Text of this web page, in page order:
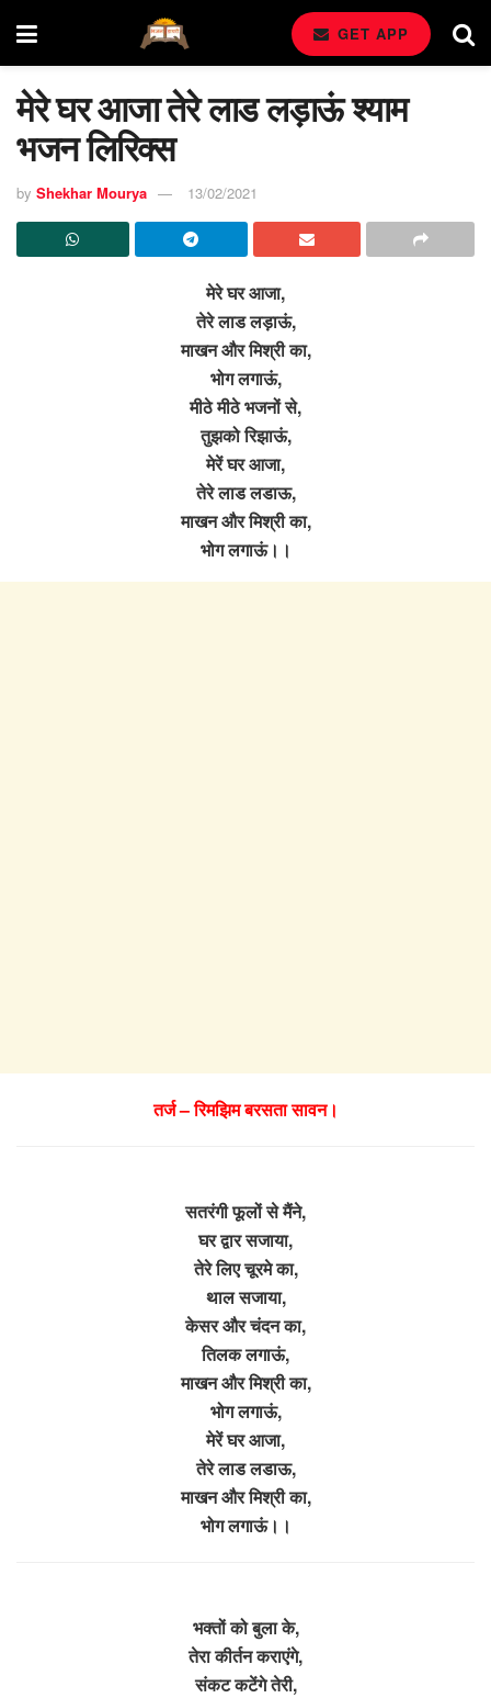
GET APP
मेरे घर आजा तेरे लाड लड़ाऊं श्याम
भजन लिरिक्स
by Shekhar Mourya 13/02/2021
मेरे घर आजा,
तेरे लाड लड़ाऊं,
माखन और मिश्री का,
भोग लगाऊं,
मीठे मीठे भजनों से,
तुझको रिझाऊं,
मेरें घर आजा,
तेरे लाड लडाऊ,
माखन और मिश्री का,
भोग लगाऊं।।
तर्ज – रिमझिम बरसता सावन।
सतरंगी फूलों से मैंने,
घर द्वार सजाया,
तेरे लिए चूरमे का,
थाल सजाया,
केसर और चंदन का,
तिलक लगाऊं,
माखन और मिश्री का,
भोग लगाऊं,
मेरें घर आजा,
तेरे लाड लडाऊ,
माखन और मिश्री का,
भोग लगाऊं।।
भक्तों को बुला के,
तेरा कीर्तन कराएंगे,
संकट कटेंगे तेरी,